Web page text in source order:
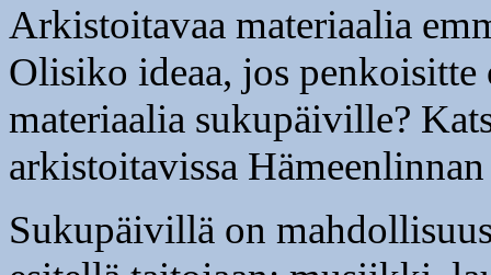
Arkistoitavaa materiaalia
Olisiko ideaa, jos
materiaalia sukupäiville?
arkistoitavissa
Sukupäivillä on